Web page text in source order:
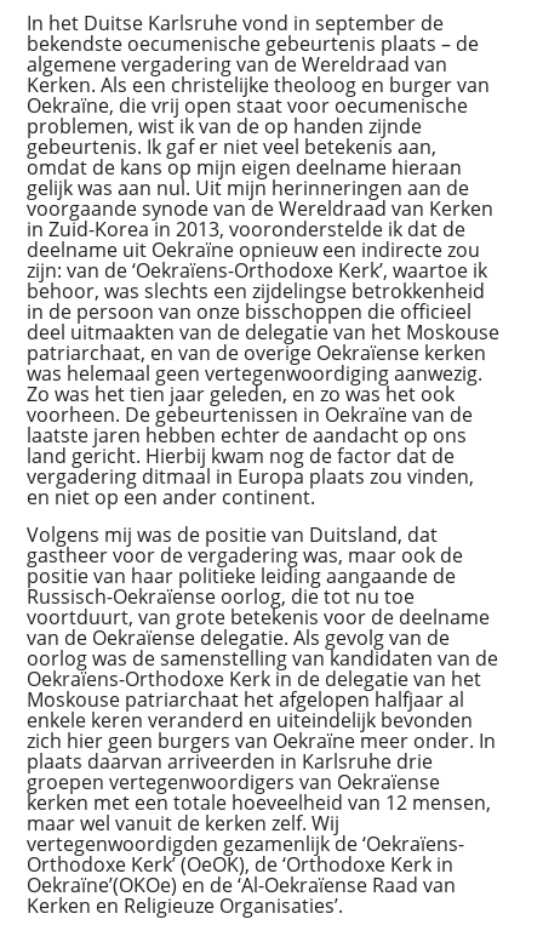
In het Duitse Karlsruhe vond in september de
bekendste oecumenische gebeurtenis plaats – de
algemene vergadering van de Wereldraad van
Kerken. Als een christelijke theoloog en burger van
Oekraïne, die vrij open staat voor oecumenische
problemen, wist ik van de op handen zijnde
gebeurtenis. Ik gaf er niet veel betekenis aan,
omdat de kans op mijn eigen deelname hieraan
gelijk was aan nul. Uit mijn herinneringen aan de
voorgaande synode van de Wereldraad van Kerken
in Zuid-Korea in 2013, vooronderstelde ik dat de
deelname uit Oekraïne opnieuw een indirecte zou
zijn: van de ‘Oekraïens-Orthodoxe Kerk’, waartoe ik
behoor, was slechts een zijdelingse betrokkenheid
in de persoon van onze bisschoppen die officieel
deel uitmaakten van de delegatie van het Moskouse
patriarchaat, en van de overige Oekraïense kerken
was helemaal geen vertegenwoordiging aanwezig.
Zo was het tien jaar geleden, en zo was het ook
voorheen. De gebeurtenissen in Oekraïne van de
laatste jaren hebben echter de aandacht op ons
land gericht. Hierbij kwam nog de factor dat de
vergadering ditmaal in Europa plaats zou vinden,
en niet op een ander continent.
Volgens mij was de positie van Duitsland, dat
gastheer voor de vergadering was, maar ook de
positie van haar politieke leiding aangaande de
Russisch-Oekraïense oorlog, die tot nu toe
voortduurt, van grote betekenis voor de deelname
van de Oekraïense delegatie. Als gevolg van de
oorlog was de samenstelling van kandidaten van de
Oekraïens-Orthodoxe Kerk in de delegatie van het
Moskouse patriarchaat het afgelopen halfjaar al
enkele keren veranderd en uiteindelijk bevonden
zich hier geen burgers van Oekraïne meer onder. In
plaats daarvan arriveerden in Karlsruhe drie
groepen vertegenwoordigers van Oekraïense
kerken met een totale hoeveelheid van 12 mensen,
maar wel vanuit de kerken zelf. Wij
vertegenwoordigden gezamenlijk de ‘Oekraïens-
Orthodoxe Kerk’ (OeOK), de ‘Orthodoxe Kerk in
Oekraïne’(OKOe) en de ‘Al-Oekraïense Raad van
Kerken en Religieuze Organisaties’.